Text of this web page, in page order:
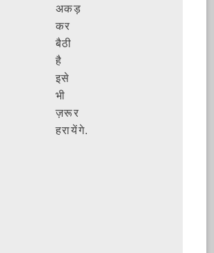
अकड़
कर
बैठी
है
इसे
भी
ज़रूर
हरायेंगे.